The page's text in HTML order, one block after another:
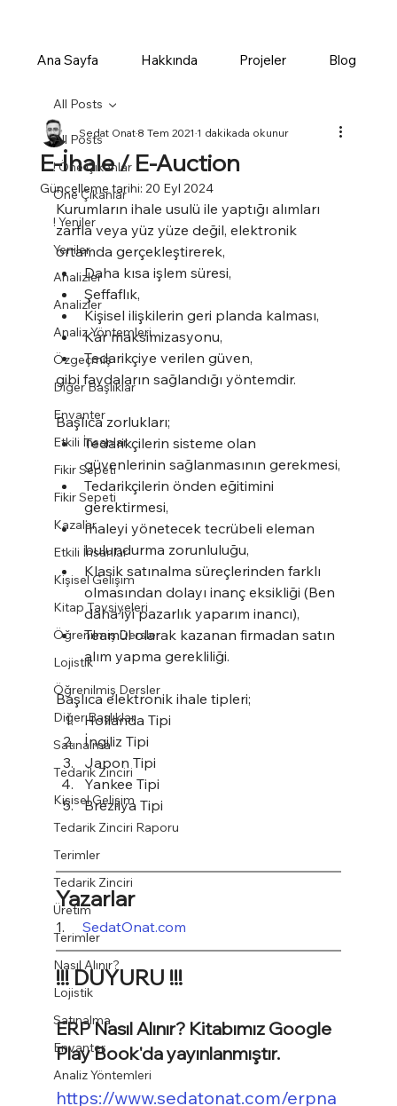
Ana Sayfa Hakkında Projeler Blog
All Posts
! Öne Çıkanlar
Öne Çıkanlar
! Yeniler
Yeniler
Analizler
Analizler
Analiz Yöntemleri
Özgeçmiş
Diğer Başlıklar
Envanter
Etkili İnsanlar
Fikir Sepeti
Fikir Sepeti
Kazalar
Etkili İnsanlar
Kişisel Gelişim
Kitap Tavsiyeleri
Öğrenilmiş Dersler
Lojistik
Öğrenilmiş Dersler
Diğer Başlıklar
Satınalma
Tedarik Zinciri
Kişisel Gelişim
Tedarik Zinciri Raporu
Terimler
Tedarik Zinciri
Üretim
Terimler
Nasıl Alınır?
Lojistik
Satınalma
Envanter
Analiz Yöntemleri
All Posts
E-İhale / E-Auction
Sedat Onat8 Tem 2021 1 dakikada okunur
Güncelleme tarihi: 20 Eyl 2024
Kurumların ihale usulü ile yaptığı alımları
zarfla veya yüz yüze değil, elektronik
ortamda gerçekleştirerek,
Daha kısa işlem süresi,
Şeffaflık,
Kişisel ilişkilerin geri planda kalması,
Kar maksimizasyonu,
Tedarikçiye verilen güven,
gibi faydaların sağlandığı yöntemdir.
Başlıca zorlukları;
Tedarikçilerin sisteme olan
güvenlerinin sağlanmasının gerekmesi,
Tedarikçilerin önden eğitimini
gerektirmesi,
İhaleyi yönetecek tecrübeli eleman
bulundurma zorunluluğu,
Klasik satınalma süreçlerinden farklı
olmasından dolayı inanç eksikliği (Ben
daha iyi pazarlık yaparım inancı),
Teamül olarak kazanan firmadan satın
alım yapma gerekliliği.
Başlıca elektronik ihale tipleri;
Hollanda Tipi
İngiliz Tipi
Japon Tipi
Yankee Tipi
Brezilya Tipi
Yazarlar
1. SedatOnat.com
!!! DUYURU !!!
ERP Nasıl Alınır? Kitabımız Google
Play Book'da yayınlanmıştır.
https://www.sedatonat.com/erpna